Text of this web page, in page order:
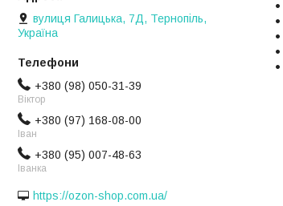
вулиця Галицька, 7Д, Тернопіль,
Україна
+380 (98) 050-31-39
Віктор
+380 (97) 168-08-00
Іван
+380 (95) 007-48-63
Іванка
https://ozon-shop.com.ua/